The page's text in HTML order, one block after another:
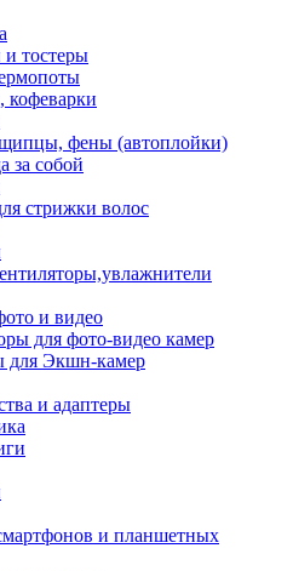
тостеры
кофеварки
фены (автоплойки)
за собой
стрижки волос
и видео
для фото-видео камер
для Экшн-камер
и адаптеры
и планшетных